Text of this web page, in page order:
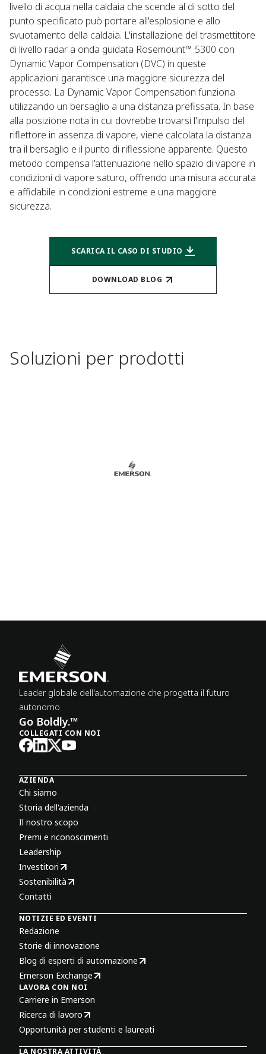
livello di acqua nella caldaia che scende al di sotto del
punto specificato può portare all'esplosione e allo
svuotamento della caldaia. L'installazione del trasmettitore
di livello radar a onda guidata Rosemount™ 5300 con
Dynamic Vapor Compensation (DVC) in queste
applicazioni garantisce una maggiore sicurezza del
processo. La Dynamic Vapor Compensation funziona
utilizzando un bersaglio a una distanza prefissata. In base
alla posizione nota in cui dovrebbe trovarsi l'impulso del
riflettore in assenza di vapore, viene calcolata la distanza
tra il bersaglio e il punto di riflessione apparente. Questo
metodo compensa l'attenuazione nello spazio di vapore in
condizioni di vapore saturo, offrendo una misura accurata
e affidabile in condizioni estreme e una maggiore
sicurezza.
SCARICA IL CASO DI STUDIO
DOWNLOAD BLOG
Soluzioni per prodotti
Leader globale dell'automazione che progetta il futuro
autonomo.
Go Boldly.™
COLLEGATI CON NOI
AZIENDA
Chi siamo
Storia dell'azienda
Il nostro scopo
Premi e riconoscimenti
Leadership
Investitori
Sostenibilità
Contatti
NOTIZIE ED EVENTI
Redazione
Storie di innovazione
Blog di esperti di automazione
Emerson Exchange
LAVORA CON NOI
Carriere in Emerson
Ricerca di lavoro
Opportunità per studenti e laureati
LA NOSTRA ATTIVITÀ